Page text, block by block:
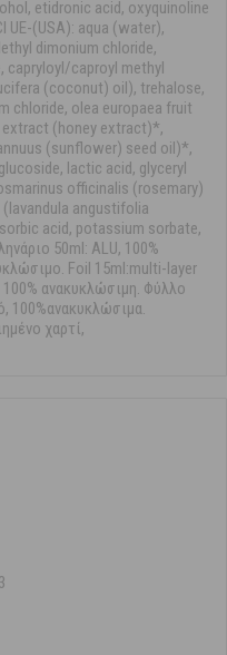
etidronic acid, oxyquinoline
UE-(USA): aqua (water),
dimonium chloride,
capryloyl/caproyl methyl
(coconut) oil), trehalose,
chloride, olea europaea fruit
(honey extract)*,
(sunflower) seed oil)*,
lactic acid, glyceryl
officinalis (rosemary)
angustifolia
acid, potassium sorbate,
50ml: ALU, 100%
Foil 15ml:multi-layer
ανακυκλώσιμη. Φύλλο
100%ανακυκλώσιμα.
χαρτί,